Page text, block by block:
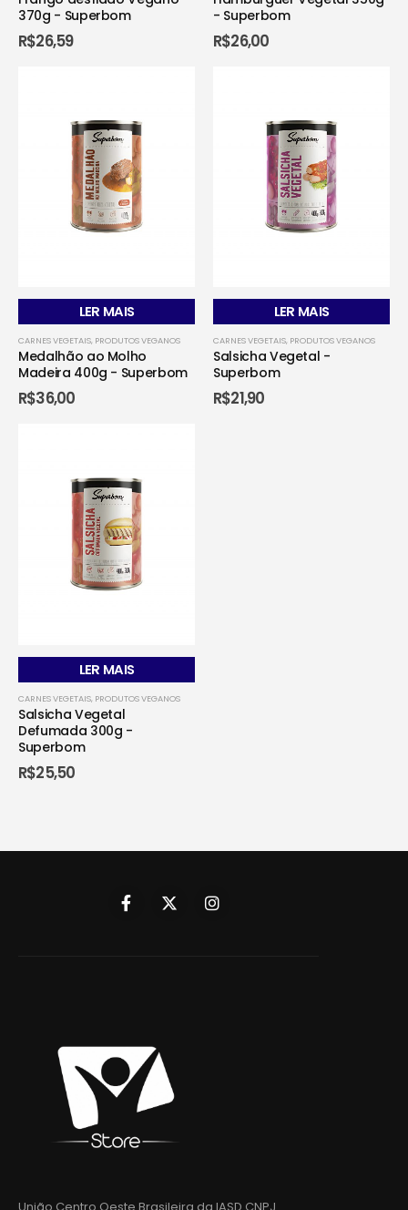
370g - Superbom
R$26,59
- Superbom
R$26,00
LER MAIS
CARNES VEGETAIS, PRODUTOS VEGANOS
Medalhão ao Molho
Madeira 400g - Superbom
R$36,00
LER MAIS
CARNES VEGETAIS, PRODUTOS VEGANOS
Salsicha Vegetal -
Superbom
R$21,90
LER MAIS
CARNES VEGETAIS, PRODUTOS VEGANOS
Salsicha Vegetal
Defumada 300g -
Superbom
R$25,50